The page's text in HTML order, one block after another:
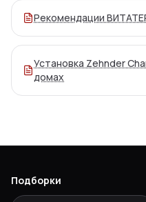
Рекомендации
Установка Zehnder
домах
Подборки